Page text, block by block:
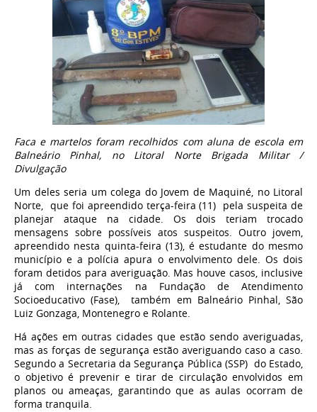
Faca e martelos foram recolhidos com aluna de escola em
Balneário Pinhal, no Litoral Norte Brigada Militar /
Divulgação
Um deles seria um colega do Jovem de Maquiné, no Litoral
Norte, que foi apreendido terça-feira (11) pela suspeita de
planejar ataque na cidade. Os dois teriam trocado
mensagens sobre possíveis atos suspeitos. Outro jovem,
apreendido nesta quinta-feira (13), é estudante do mesmo
município e a polícia apura o envolvimento dele. Os dois
foram detidos para averiguação. Mas houve casos, inclusive
já com internações na Fundação de Atendimento
Socioeducativo (Fase), também em Balneário Pinhal, São
Luiz Gonzaga, Montenegro e Rolante.
Há ações em outras cidades que estão sendo averiguadas,
mas as forças de segurança estão averiguando caso a caso.
Segundo a Secretaria da Segurança Pública (SSP) do Estado,
o objetivo é prevenir e tirar de circulação envolvidos em
planos ou ameaças, garantindo que as aulas ocorram de
forma tranquila.